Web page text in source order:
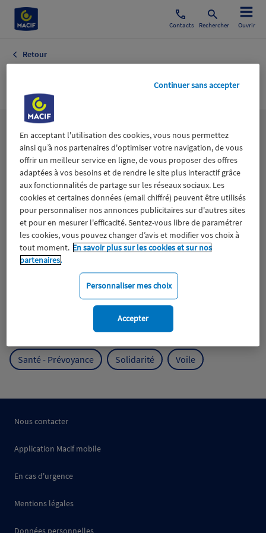
Contacts Rechercher Ouvrir
Retour
Lesthématiques
Aidants Catastrophes naturelles Climat
ESS
Expérience clients Fondation Macif Jeunesse
Mobilité
Protection de l'environnement
Protection des océans Prévention
Santé - Prévoyance Solidarité Voile
Nous contacter
Application Macif mobile
En cas d'urgence
Mentions légales
Données personnelles
En acceptant l'utilisation des cookies, vous nous permettez
ainsi qu’à nos partenaires d'optimiser votre navigation, de vous
offrir un meilleur service en ligne, de vous proposer des offres
adaptées à vos besoins et de rendre le site plus interactif grâce
aux fonctionnalités de partage sur les réseaux sociaux. Les
cookies et certaines données (email chiffré) peuvent être utilisés
pour personnaliser nos annonces publicitaires sur d'autres sites
et pour en mesurer l'efficacité. Sentez-vous libre de paramétrer
les cookies, vous pouvez changer d’avis et modifier vos choix à
tout moment. En savoir plus sur les cookies et sur nos
partenaires.
Personnaliser mes choix
Continuer sans accepter
Accepter